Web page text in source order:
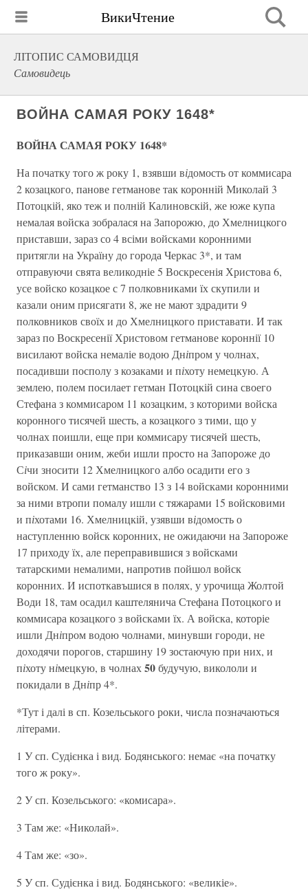
ВикиЧтение
ЛІТОПИС САМОВИДЦЯ
Самовидець
ВОЙНА САМАЯ РОКУ 1648*
ВОЙНА САМАЯ РОКУ 1648*
На початку того ж року 1, взявши відомость от коммисара
2 козацкого, панове гетманове так коронній Миколай 3
Потоцкій, яко теж и полній Калиновскій, же юже купа
немалая войска зобралася на Запорожю, до Хмелницкого
приставши, зараз со 4 всіми войсками коронними
притягли на Україну до города Черкас 3*, и там
отправуючи свята великодніе 5 Воскресенія Христова 6,
усе войско козацкое с 7 полковниками їх скупили и
казали оним присягати 8, же не мают здрадити 9
полковников своїх и до Хмелницкого приставати. И так
зараз по Воскресенії Христовом гетманове короннії 10
висилают войска немаліе водою Дніпром у чолнах,
посадивши посполу з козаками и піхоту немецкую. А
землею, полем посилает гетман Потоцкій сина своего
Стефана з коммисаром 11 козацким, з которими войска
коронного тисячей шесть, а козацкого з тими, що у
чолнах поишли, еще при коммисару тисячей шесть,
приказавши оним, жеби ишли просто на Запороже до
Січи зносити 12 Хмелницкого албо осадити его з
войском. И сами гетманство 13 з 14 войсками коронними
за ними втропи помалу ишли с тяжарами 15 войсковими
и піхотами 16. Хмелницкій, узявши відомость о
наступленню войск коронних, не ожидаючи на Запороже
17 приходу їх, але переправившися з войсками
татарскими немалими, напротив пойшол войск
коронних. И испоткавъшися в полях, у урочища Жолтой
Води 18, там осадил каштелянича Стефана Потоцкого и
коммисара козацкого з войсками їх. А войска, которіе
ишли Дніпром водою чолнами, минувши городи, не
доходячи порогов, старшину 19 зостаючую при них, и
піхоту німецкую, в чолнах50будучую, викололи и
покидали в Дніпр 4*.
*Тут і далі в сп. Козельського роки, числа позначаються
літерами.
1 У сп. Судієнка і вид. Бодянського: немає «на початку
того ж року».
2 У сп. Козельського: «комисара».
3 Там же: «Николай».
4 Там же: «зо».
5 У сп. Судієнка і вид. Бодянського: «великіе».